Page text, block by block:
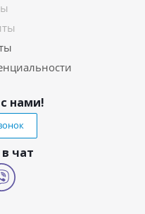
нами!
чат